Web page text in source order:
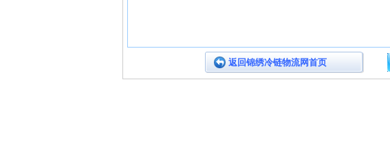
返回锦绣冷链物流网首页